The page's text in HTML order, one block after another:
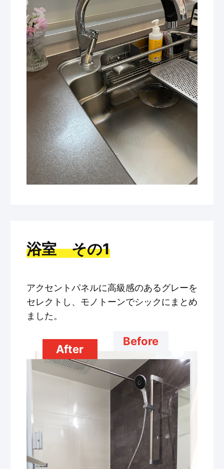
浴室 その1
アクセントパネルに高級感のあるグレーを
セレクトし、モノトーンでシックにまとめ
ました。
Before
After